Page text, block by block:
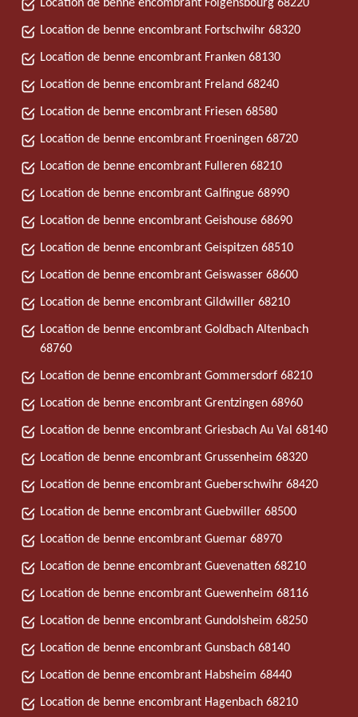
Location de benne encombrant Folgensbourg 68220
Location de benne encombrant Fortschwihr 68320
Location de benne encombrant Franken 68130
Location de benne encombrant Freland 68240
Location de benne encombrant Friesen 68580
Location de benne encombrant Froeningen 68720
Location de benne encombrant Fulleren 68210
Location de benne encombrant Galfingue 68990
Location de benne encombrant Geishouse 68690
Location de benne encombrant Geispitzen 68510
Location de benne encombrant Geiswasser 68600
Location de benne encombrant Gildwiller 68210
Location de benne encombrant Goldbach Altenbach
68760
Location de benne encombrant Gommersdorf 68210
Location de benne encombrant Grentzingen 68960
Location de benne encombrant Griesbach Au Val 68140
Location de benne encombrant Grussenheim 68320
Location de benne encombrant Gueberschwihr 68420
Location de benne encombrant Guebwiller 68500
Location de benne encombrant Guemar 68970
Location de benne encombrant Guevenatten 68210
Location de benne encombrant Guewenheim 68116
Location de benne encombrant Gundolsheim 68250
Location de benne encombrant Gunsbach 68140
Location de benne encombrant Habsheim 68440
Location de benne encombrant Hagenbach 68210